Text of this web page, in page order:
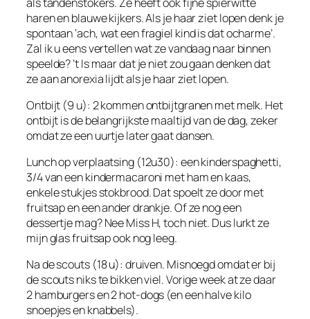
haren en blauwe kijkers. Als je haar ziet lopen denk je
spontaan ‘ach, wat een fragiel kind is dat ocharme’.
Zal ik u eens vertellen wat ze vandaag naar binnen
speelde? ’t Is maar dat je niet zou gaan denken dat
ze aan anorexia lijdt als je haar ziet lopen.
Ontbijt (9 u): 2 kommen ontbijtgranen met melk. Het
ontbijt is de belangrijkste maaltijd van de dag, zeker
omdat ze een uurtje later gaat dansen.
Lunch op verplaatsing (12u30): een kinderspaghetti,
3/4 van een kindermacaroni met ham en kaas,
enkele stukjes stokbrood. Dat spoelt ze door met
fruitsap en een ander drankje. Of ze nog een
dessertje mag? Nee Miss H, toch niet. Dus lurkt ze
mijn glas fruitsap ook nog leeg.
Na de scouts (18 u): druiven. Misnoegd omdat er bij
de scouts niks te bikken viel. Vorige week at ze daar
2 hamburgers en 2 hot-dogs (en een halve kilo
snoepjes en knabbels).